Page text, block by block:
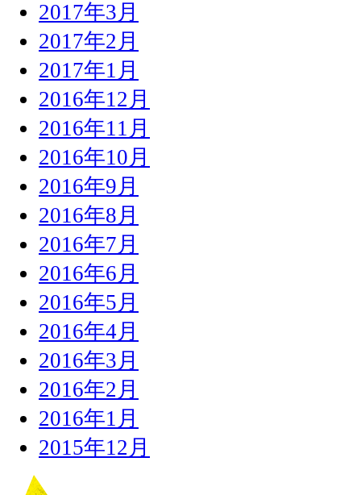
2017年3月
2017年2月
2017年1月
2016年12月
2016年11月
2016年10月
2016年9月
2016年8月
2016年7月
2016年6月
2016年5月
2016年4月
2016年3月
2016年2月
2016年1月
2015年12月